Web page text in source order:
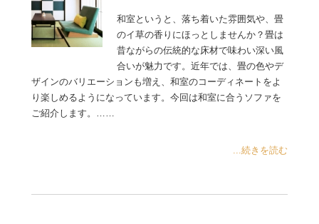
和室というと、落ち着いた雰囲気や、畳
のイ草の香りにほっとしませんか？畳は
昔ながらの伝統的な床材で味わい深い風
合いが魅力です。近年では、畳の色やデ
ザインのバリエーションも増え、和室のコーディネートをよ
り楽しめるようになっています。今回は和室に合うソファを
ご紹介します。……
...続きを読む